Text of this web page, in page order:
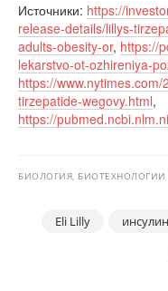
Источники: https://
release-details/lillys-
adults-obesity-or, https://
lekarstvo-ot-ozhireniya-
https://
tirzepatide-wegovy.html,
https://
БИОЛОГИЯ, БИОТЕХНОЛОГИИ
Eli Lilly инсулин